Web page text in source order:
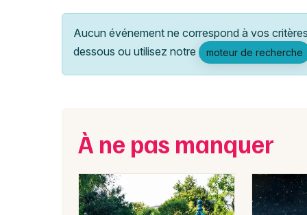
Aucun événement ne correspond à vos
dessous ou utilisez notre
moteur de recherche
À ne pas manquer